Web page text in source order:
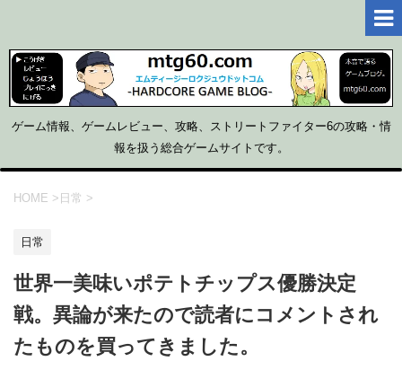
ゲーム情報、ゲームレビュー、攻略、ストリートファイター6の攻略・情
報を扱う総合ゲームサイトです。
HOME > 日常 >
日常
世界一美味いポテトチップス優勝決定
戦。異論が来たので読者にコメントされ
たものを買ってきました。